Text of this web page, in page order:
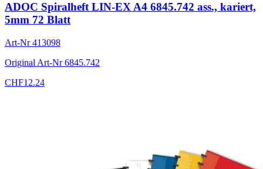
ADOC Spiralheft LIN-EX A4 6845.742 ass., kariert,
5mm 72 Blatt
Art-Nr413098
Original Art-Nr6845.742
CHF12.24